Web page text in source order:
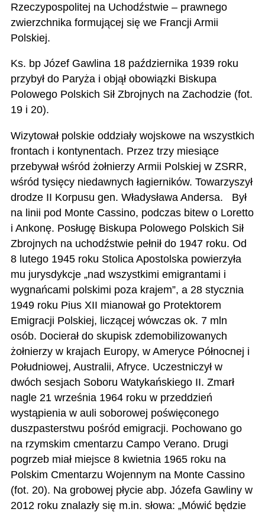
Rzeczypospolitej na Uchodźstwie – prawnego
zwierzchnika formującej się we Francji Armii
Polskiej.
Ks. bp Józef Gawlina 18 października 1939 roku
przybył do Paryża i objął obowiązki Biskupa
Polowego Polskich Sił Zbrojnych na Zachodzie (fot.
19 i 20).
Wizytował polskie oddziały wojskowe na wszystkich
frontach i kontynentach. Przez trzy miesiące
przebywał wśród żołnierzy Armii Polskiej w ZSRR,
wśród tysięcy niedawnych łagierników. Towarzyszył
drodze II Korpusu gen. Władysława Andersa. Był
na linii pod Monte Cassino, podczas bitew o Loretto
i Ankonę. Posługę Biskupa Polowego Polskich Sił
Zbrojnych na uchodźstwie pełnił do 1947 roku. Od
8 lutego 1945 roku Stolica Apostolska powierzyła
mu jurysdykcje „nad wszystkimi emigrantami i
wygnańcami polskimi poza krajem”, a 28 stycznia
1949 roku Pius XII mianował go Protektorem
Emigracji Polskiej, liczącej wówczas ok. 7 mln
osób. Docierał do skupisk zdemobilizowanych
żołnierzy w krajach Europy, w Ameryce Północnej i
Południowej, Australii, Afryce. Uczestniczył w
dwóch sesjach Soboru Watykańskiego II. Zmarł
nagle 21 września 1964 roku w przeddzień
wystąpienia w auli soborowej poświęconego
duszpasterstwu pośród emigracji. Pochowano go
na rzymskim cmentarzu Campo Verano. Drugi
pogrzeb miał miejsce 8 kwietnia 1965 roku na
Polskim Cmentarzu Wojennym na Monte Cassino
(fot. 20). Na grobowej płycie abp. Józefa Gawliny w
2012 roku znalazły się m.in. słowa: „Mówić będzie